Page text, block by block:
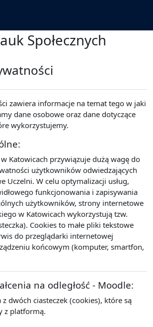
Społecznych
zawiera informacje na temat tego w jaki
dane osobowe oraz dane dotyczące
wykorzystujemy.
Katowicach przywiązuje dużą wagę do
użytkowników odwiedzających
Uczelni. W celu optymalizacji usług,
funkcjonowania i zapisywania
użytkowników, strony internetowe
w Katowicach wykorzystują tzw.
Cookies to małe pliki tekstowe
do przeglądarki internetowej
końcowym (komputer, smartfon,
na odległość - Moodle:
dwóch ciasteczek (cookies), które są
z platformą.